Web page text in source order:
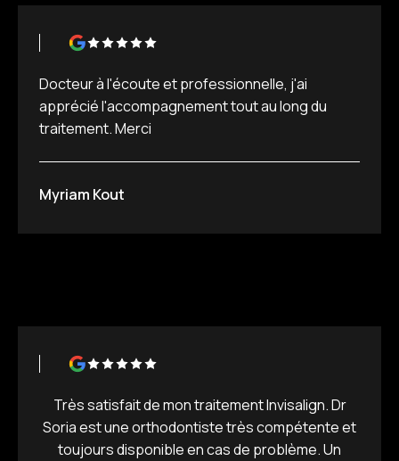
Docteur à l'écoute et professionnelle, j'ai
apprécié l'accompagnement tout au long du
traitement. Merci
Myriam Kout
Très satisfait de mon traitement Invisalign. Dr
Soria est une orthodontiste très compétente et
toujours disponible en cas de problème. Un